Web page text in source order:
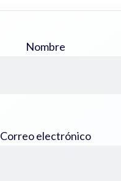
Nombre
Correo electrónico